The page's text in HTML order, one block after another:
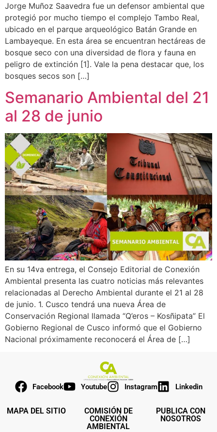
Jorge Muñoz Saavedra fue un defensor ambiental que
protegió por mucho tiempo el complejo Tambo Real,
ubicado en el parque arqueológico Batán Grande en
Lambayeque. En esta área se encuentran hectáreas de
bosque seco con una diversidad de flora y fauna en
peligro de extinción [1]. Vale la pena destacar que, los
bosques secos son […]
Semanario Ambiental del 21
al 28 de junio
En su 14va entrega, el Consejo Editorial de Conexión
Ambiental presenta las cuatro noticias más relevantes
relacionadas al Derecho Ambiental durante el 21 al 28
de junio. 1. Cusco tendrá una nueva Área de
Conservación Regional llamada “Q’eros – Kosñipata” El
Gobierno Regional de Cusco informó que el Gobierno
Nacional próximamente reconocerá el Área de […]
Facebook Youtube Instagram Linkedin
MAPA DEL SITIO
COMISIÓN DE
CONEXIÓN
AMBIENTAL
PUBLICA CON
NOSOTROS